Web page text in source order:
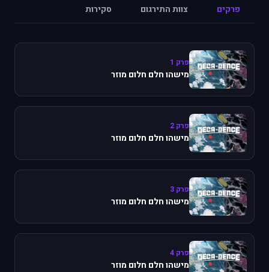
פרקים צוות התירגום סקירות
פרק 1
מישהו חלם חלום מוזר
פרק 2
מישהו חלם חלום מוזר
פרק 3
מישהו חלם חלום מוזר
פרק 4
מישהו חלם חלום מוזר